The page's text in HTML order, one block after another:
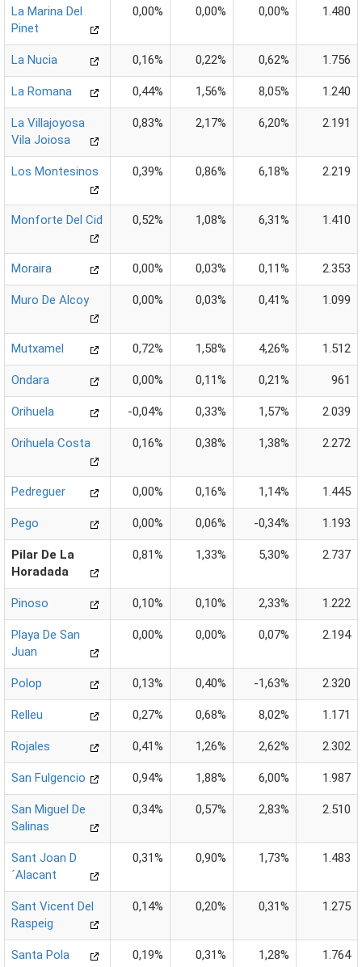
La Marina Del
Pinet
0,00% 0,00% 0,00% 1.480
La Nucia 0,16% 0,22% 0,62% 1.756
La Romana 0,44% 1,56% 8,05% 1.240
La Villajoyosa
Vila Joiosa
0,83% 2,17% 6,20% 2.191
Los Montesinos 0,39% 0,86% 6,18% 2.219
Monforte Del Cid 0,52% 1,08% 6,31% 1.410
Moraira 0,00% 0,03% 0,11% 2.353
Muro De Alcoy 0,00% 0,03% 0,41% 1.099
Mutxamel 0,72% 1,58% 4,26% 1.512
Ondara 0,00% 0,11% 0,21% 961
Orihuela -0,04% 0,33% 1,57% 2.039
Orihuela Costa 0,16% 0,38% 1,38% 2.272
Pedreguer 0,00% 0,16% 1,14% 1.445
Pego 0,00% 0,06% -0,34% 1.193
Pilar De La
Horadada
0,81% 1,33% 5,30% 2.737
Pinoso 0,10% 0,10% 2,33% 1.222
Playa De San
Juan
0,00% 0,00% 0,07% 2.194
Polop 0,13% 0,40% -1,63% 2.320
Relleu 0,27% 0,68% 8,02% 1.171
Rojales 0,41% 1,26% 2,62% 2.302
San Fulgencio 0,94% 1,88% 6,00% 1.987
San Miguel De
Salinas
0,34% 0,57% 2,83% 2.510
Sant Joan D
´Alacant
0,31% 0,90% 1,73% 1.483
Sant Vicent Del
Raspeig
0,14% 0,20% 0,31% 1.275
Santa Pola 0,19% 0,31% 1,28% 1.764